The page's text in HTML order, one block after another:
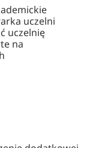
uczelni
uczelnię
na